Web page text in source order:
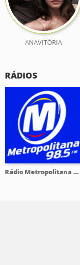
ANAVITÓRIA
RÁDIOS
Rádio Metropolitana 98.5 FM